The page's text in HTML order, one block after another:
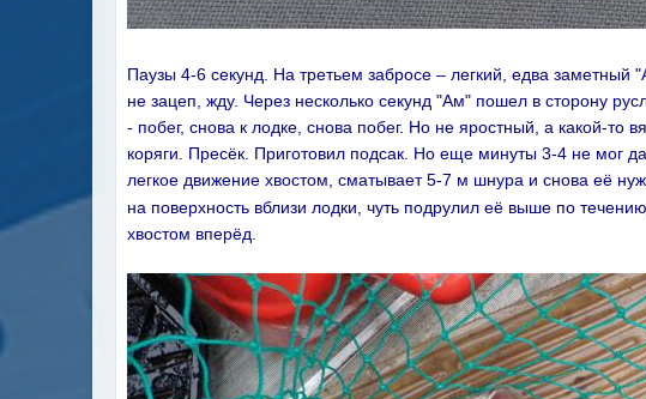
Паузы 4-6 секунд. На третьем забросе – легкий, едва
не зацеп, жду. Через несколько секунд "Ам" пошел в сторону
- побег, снова к лодке, снова побег. Но не яростный, а какой-
коряги. Пресёк. Приготовил подсак. Но еще минуты 3-4 не мог
легкое движение хвостом, сматывает 5-7 м шнура и снова её
на поверхность вблизи лодки, чуть подрулил её выше по
хвостом вперёд.